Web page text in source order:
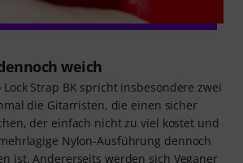
weich
Lock Strap BK spricht insbesondere zwei
die Gitarristen, die einen sicher
der einfach nicht zu viel kostet und
Nylon-Ausführung dennoch
ist. Andererseits werden sich Veganer